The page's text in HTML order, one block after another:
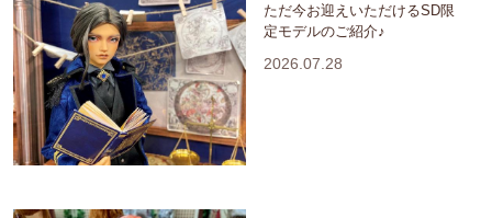
ただ今お迎えいただけるSD限
定モデルのご紹介♪
2026.07.28